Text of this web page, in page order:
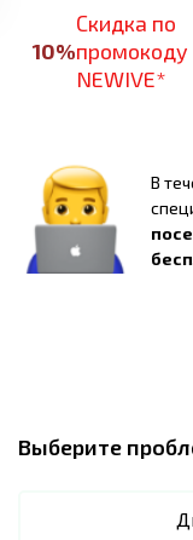
10%
Скидка по
промокоду
NEWIVE*
В
Выберите